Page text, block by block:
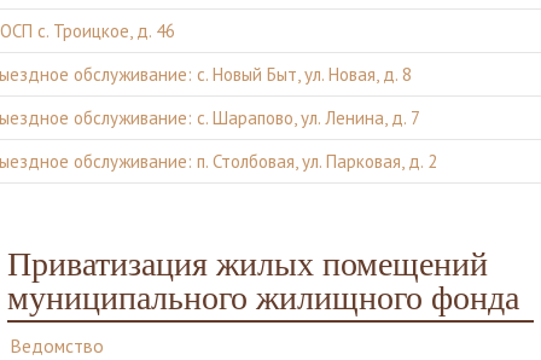
с. Троицкое, д. 46
обслуживание: с. Новый Быт, ул. Новая, д. 8
обслуживание: с. Шарапово, ул. Ленина, д. 7
обслуживание: п. Столбовая, ул. Парковая, д. 2
Приватизация жилых помещений
муниципального жилищного фонда
Ведомство